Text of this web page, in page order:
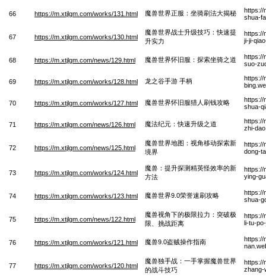
66 https://m.xtjlgm.com/works/131.html 魔兽世界正服：坐骑刷法大揭秘
https://
shua-
67 https://m.xtjlgm.com/works/130.html
魔兽世界战士升级技巧：快速提
升实力
https://
ji-ji-
68 https://m.xtjlgm.com/news/129.html 魔兽世界怀旧服：探索坐骑之道
https://
suo-
69 https://m.xtjlgm.com/works/128.html 龙之谷手游 手柄
https://
70 https://m.xtjlgm.com/works/127.html 魔兽世界怀旧服猎人刷钱攻略
https://
shua-
71 https://m.xtjlgm.com/news/126.html 魔法纪元：快速升级之道
https://
zhi-
72 https://m.xtjlgm.com/news/125.html
魔兽世界地图：视角移动探索新
境界
https://
dong-
73 https://m.xtjlgm.com/works/124.html
魔兽：提升探测精英怪效率的新
方法
https://
ying-
74 https://m.xtjlgm.com/works/123.html 魔兽世界9.0荣誉速刷攻略
https://
shua-
75 https://m.xtjlgm.com/news/122.html
魔兽视角下的极限拉力：突破极
限、挑战距离
https://
li-tu-
76 https://m.xtjlgm.com/works/121.html 魔兽9.0盗贼操作指南
https://
77 https://m.xtjlgm.com/works/120.html
魔兽独手战：一手掌握魔兽世界
的战斗技巧
https://
zhang-